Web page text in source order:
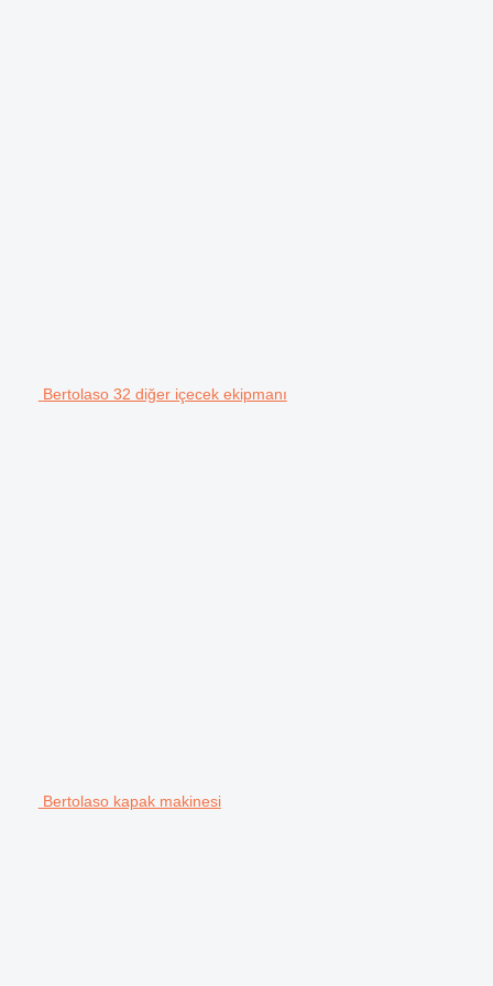
Bertolaso 32 diğer içecek ekipmanı
Bertolaso kapak makinesi